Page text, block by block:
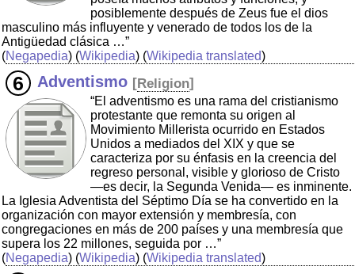
posiblemente después de Zeus fue el dios
masculino más influyente y venerado de todos los de la
Antigüedad clásica …”
(Negapedia) (Wikipedia) (Wikipedia translated)
Adventismo [Religion]
“El adventismo es una rama del cristianismo
protestante que remonta su origen al
Movimiento Millerista ocurrido en Estados
Unidos a mediados del XIX y que se
caracteriza por su énfasis en la creencia del
regreso personal, visible y glorioso de Cristo
—es decir, la Segunda Venida— es inminente.
La Iglesia Adventista del Séptimo Día se ha convertido en la
organización con mayor extensión y membresía, con
congregaciones en más de 200 países y una membresía que
supera los 22 millones, seguida por …”
(Negapedia) (Wikipedia) (Wikipedia translated)